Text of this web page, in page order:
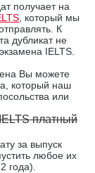
получает на
, который мы
К
дубликат не
IELTS.
Вы можете
который наш
или
платный
за выпуск
любое их
года).